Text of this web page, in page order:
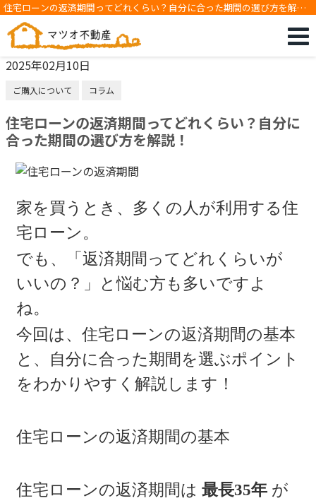
住宅ローンの返済期間ってどれくらい？自分に合った期間の選び方を解
説！
2025年02月10日
ご購入について コラム
住宅ローンの返済期間ってどれくらい？自分に
合った期間の選び方を解説！
家を買うとき、多くの人が利用する住
宅ローン。
でも、「返済期間ってどれくらいが
いいの？」と悩む方も多いですよ
ね。
今回は、住宅ローンの返済期間の基本
と、自分に合った期間を選ぶポイント
をわかりやすく解説します！
住宅ローンの返済期間の基本
住宅ローンの返済期間は最長35年 が